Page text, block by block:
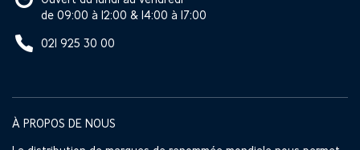
de 09:00 à 12:00 & 14:00 à 17:00
021 925 30 00
À PROPOS DE NOUS